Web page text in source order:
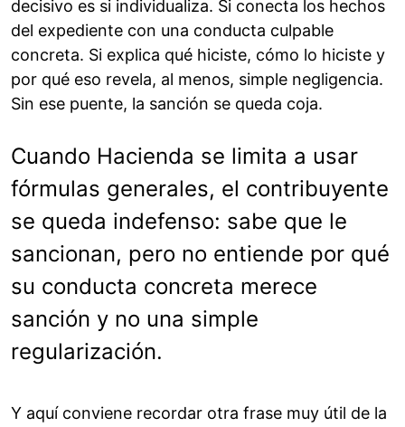
decisivo es si individualiza. Si conecta los hechos
del expediente con una conducta culpable
concreta. Si explica qué hiciste, cómo lo hiciste y
por qué eso revela, al menos, simple negligencia.
Sin ese puente, la sanción se queda coja.
Cuando Hacienda se limita a usar
fórmulas generales, el contribuyente
se queda indefenso: sabe que le
sancionan, pero no entiende por qué
su conducta concreta merece
sanción y no una simple
regularización.
Y aquí conviene recordar otra frase muy útil de la